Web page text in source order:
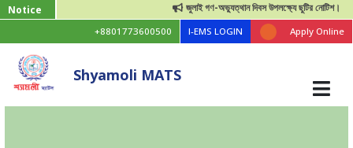
Notice জুলাই গণ-অভ্যুত্থান দিবস উপলক্ষ্যে ছুটির নোটিশ।
+8801773600500 I-EMS LOGIN Apply Online
Shyamoli MATS